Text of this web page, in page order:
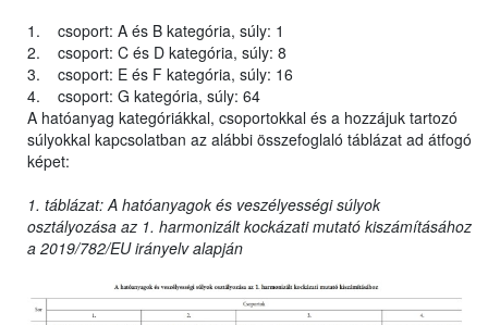
1. csoport: A és B kategória, súly: 1
2. csoport: C és D kategória, súly: 8
3. csoport: E és F kategória, súly: 16
4. csoport: G kategória, súly: 64
A hatóanyag kategóriákkal, csoportokkal és a hozzájuk tartozó
súlyokkal kapcsolatban az alábbi összefoglaló táblázat ad átfogó
képet:
1. táblázat: A hatóanyagok és veszélyességi súlyok
osztályozása az 1. harmonizált kockázati mutató kiszámításához
a 2019/782/EU irányelv alapján